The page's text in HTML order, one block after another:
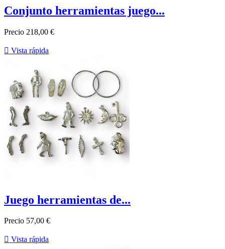
Conjunto herramientas juego...
Precio 218,00 €
 Vista rápida
Juego herramientas de...
Precio 57,00 €
 Vista rápida